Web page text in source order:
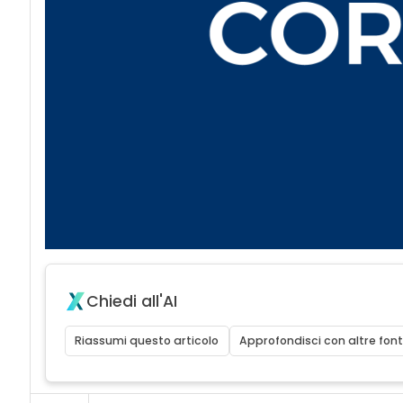
Chiedi all'AI
Riassumi questo articolo Approfondisci con altre